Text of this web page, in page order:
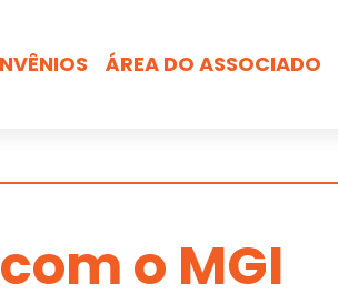
ÁREA DO ASSOCIADO
Busca
o MGI